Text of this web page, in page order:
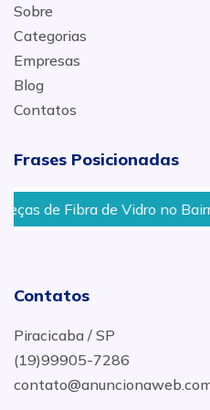
Sobre
Categorias
Empresas
Blog
Contatos
Frases Posicionadas
Vidro no Bairro Água
Contatos
Piracicaba / SP
(19)99905-7286